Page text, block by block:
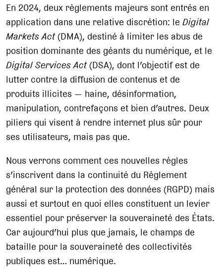
En 2024, deux règlements majeurs sont entrés en
application dans une relative discrétion: leDigital
Markets Act(DMA), destiné à limiter les abus de
position dominante des géants du numérique, et le
Digital Services Act(DSA), dont l’objectif est de
lutter contre la diffusion de contenus et de
produits illicites — haine, désinformation,
manipulation, contrefaçons et bien d’autres. Deux
piliers qui visent à rendre internet plus sûr pour
ses utilisateurs, mais pas que.
Nous verrons comment ces nouvelles règles
s’inscrivent dans la continuité du Règlement
général sur la protection des données (RGPD) mais
aussi et surtout en quoi elles constituent un levier
essentiel pour préserver la souveraineté des États.
Car aujourd’hui plus que jamais, le champs de
bataille pour la souveraineté des collectivités
publiques est… numérique.